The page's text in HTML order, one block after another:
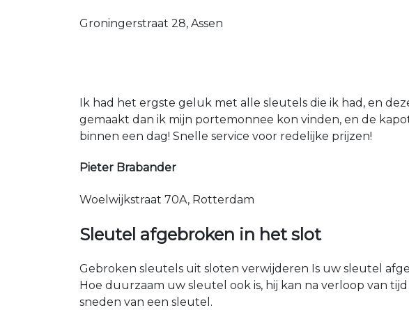
Groningerstraat 28, Assen
Ik had het ergste geluk met alle sleutels die ik had, en
gemaakt dan ik mijn portemonnee kon vinden, en de
binnen een dag! Snelle service voor redelijke prijzen!
Pieter Brabander
Woelwijkstraat 70A, Rotterdam
Sleutel afgebroken in het slot
Gebroken sleutels uit sloten verwijderen Is uw sleutel
Hoe duurzaam uw sleutel ook is, hij kan na verloop van
sneden van een sleutel.